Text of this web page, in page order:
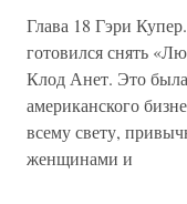
Глава 18 Гэри
готовился снять
Клод Анет. Это
американского
всему свету,
женщинами и